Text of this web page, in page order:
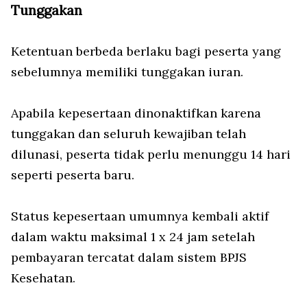
Tunggakan
Ketentuan berbeda berlaku bagi peserta yang
sebelumnya memiliki tunggakan iuran.
Apabila kepesertaan dinonaktifkan karena
tunggakan dan seluruh kewajiban telah
dilunasi, peserta tidak perlu menunggu 14 hari
seperti peserta baru.
Status kepesertaan umumnya kembali aktif
dalam waktu maksimal 1 x 24 jam setelah
pembayaran tercatat dalam sistem BPJS
Kesehatan.